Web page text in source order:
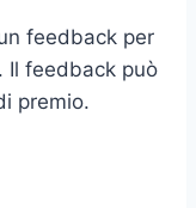
feedback per
Il feedback può
premio.